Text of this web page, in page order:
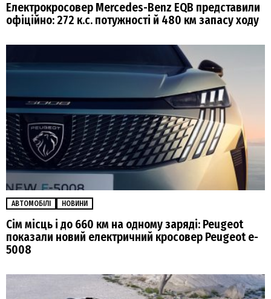
Електрокросовер Mercedes-Benz EQB представили
офіційно: 272 к.с. потужності й 480 км запасу ходу
АВТОМОБІЛІ НОВИНИ
Сім місць і до 660 км на одному заряді: Peugeot
показали новий електричний кросовер Peugeot e-
5008